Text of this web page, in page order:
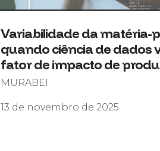
Variabilidade da matéria-
quando ciência de dados
fator de impacto de
MURABEI
13 de novembro de 2025